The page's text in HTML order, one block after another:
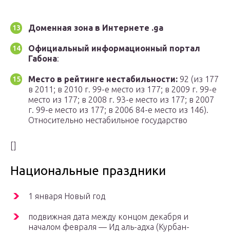
Доменная зона в Интернете .ga
Официальный информационный портал
Габона:
Место в рейтинге нестабильности: 92 (из 177
в 2011; в 2010 г. 99-е место из 177; в 2009 г. 99-е
место из 177; в 2008 г. 93-е место из 177; в 2007
г. 99-е место из 177; в 2006 84-е место из 146).
Относительно нестабильное государство
Национальные праздники
1 января Новый год
подвижная дата между концом декабря и
началом февраля — Ид аль-адха (Курбан-